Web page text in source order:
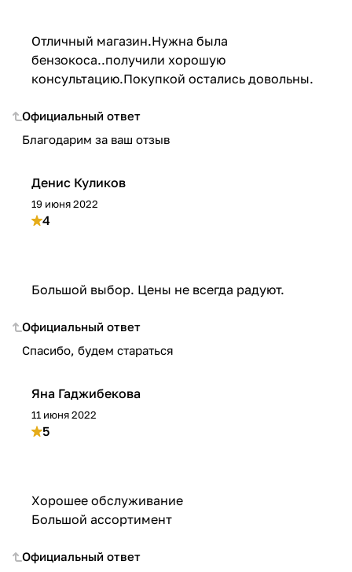
Отличный магазин.Нужна была
бензокоса..получили хорошую
консультацию.Покупкой остались довольны.
Официальный ответ
Благодарим за ваш отзыв
Денис Куликов
19 июня 2022
4
Большой выбор. Цены не всегда радуют.
Официальный ответ
Спасибо, будем стараться
Яна Гаджибекова
11 июня 2022
5
Хорошее обслуживание
Большой ассортимент
Официальный ответ